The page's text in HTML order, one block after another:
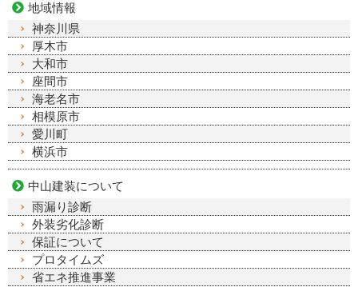
地域情報
神奈川県
厚木市
大和市
座間市
海老名市
相模原市
愛川町
横浜市
中山建装について
雨漏り診断
外装劣化診断
保証について
プロタイムズ
省エネ推進事業